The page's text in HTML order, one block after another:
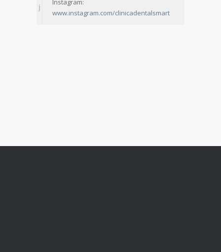
Instagram:
www.instagram.com/clinicadentalsmart